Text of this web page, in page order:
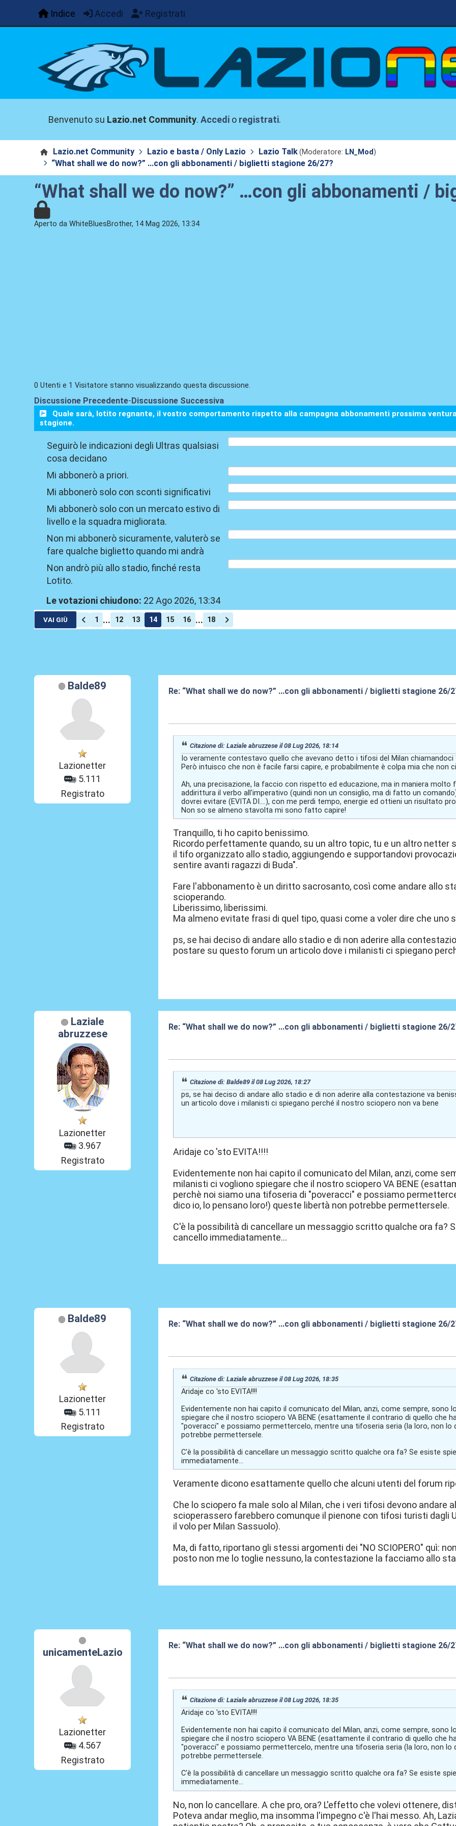
Indice Accedi Registrati
Benvenuto su Lazio.net Community.Accedi o registrati.
Lazio.net Community Lazio e basta / Only Lazio Lazio Talk(Moderatore: LN_Mod)
“What shall we do now?” …con gli abbonamenti / biglietti stagione 26/27?
“What shall we do now?” …con gli abbonamenti /
Aperto da WhiteBluesBrother, 14 Mag 2026, 13:34
0 Utenti e 1 Visitatore stanno visualizzando questa discussione.
Discussione Precedente-Discussione Successiva
Quale sarà, lotito regnante, il vostro comportamento rispetto alla campagna abbonamenti prossima
stagione.
Seguirò le indicazioni degli Ultras qualsiasi
cosa decidano
Mi abbonerò a priori.
Mi abbonerò solo con sconti significativi
Mi abbonerò solo con un mercato estivo di
livello e la squadra migliorata.
Non mi abbonerò sicuramente, valuterò se
fare qualche biglietto quando mi andrà
Non andrò più allo stadio, finché resta
Lotito.
Le votazioni chiudono: 22 Ago 2026, 13:34
VAI GIÙ 1 ... 12 13 14 15 16 ... 18
Balde89
Lazionetter
5.111
Registrato
Re: “What shall we do now?” …con gli abbonamenti / biglietti stagione 26/
Citazione di: Laziale abruzzese il 08 Lug 2026, 18:14
Io veramente contestavo quello che avevano detto i tifosi del Milan chiamandoci
Però intuisco che non è facile farsi capire, e probabilmente è colpa mia che non
Ah, una precisazione, la faccio con rispetto ed educazione, ma in maniera molto
addirittura il verbo all'imperativo (quindi non un consiglio, ma di fatto un
dovrei evitare (EVITA DI....), con me perdi tempo, energie ed ottieni un risultato
Non so se almeno stavolta mi sono fatto capire!
Tranquillo, ti ho capito benissimo.
Ricordo perfettamente quando, su un altro topic, tu e un altro netter
il tifo organizzato allo stadio, aggiungendo e supportandovi
sentire avanti ragazzi di Buda".
Fare l'abbonamento è un diritto sacrosanto, così come andare allo
scioperando.
Liberissimo, liberissimi.
Ma almeno evitate frasi di quel tipo, quasi come a voler dire che uno
ps, se hai deciso di andare allo stadio e di non aderire alla
postare su questo forum un articolo dove i milanisti ci spiegano
Laziale
abruzzese
Lazionetter
3.967
Registrato
Re: “What shall we do now?” …con gli abbonamenti / biglietti stagione 26/
Citazione di: Balde89 il 08 Lug 2026, 18:27
ps, se hai deciso di andare allo stadio e di non aderire alla contestazione va
un articolo dove i milanisti ci spiegano perché il nostro sciopero non va bene
Aridaje co 'sto EVITA!!!!
Evidentemente non hai capito il comunicato del Milan, anzi, come
milanisti ci vogliono spiegare che il nostro sciopero VA BENE
perchè noi siamo una tifoseria di "poveracci" e possiamo
dico io, lo pensano loro!) queste libertà non potrebbe permettersele.
C'è la possibilità di cancellare un messaggio scritto qualche ora fa?
cancello immediatamente...
Balde89
Lazionetter
5.111
Registrato
Re: “What shall we do now?” …con gli abbonamenti / biglietti stagione 26/
Citazione di: Laziale abruzzese il 08 Lug 2026, 18:35
Aridaje co 'sto EVITA!!!!
Evidentemente non hai capito il comunicato del Milan, anzi, come sempre,
spiegare che il nostro sciopero VA BENE (esattamente il contrario di quello che
"poveracci" e possiamo permettercelo, mentre una tifoseria seria (la loro, non lo
potrebbe permettersele.
C'è la possibilità di cancellare un messaggio scritto qualche ora fa? Se esiste
immediatamente...
Veramente dicono esattamente quello che alcuni utenti del forum
Che lo sciopero fa male solo al Milan, che i veri tifosi devono andare
scioperassero farebbero comunque il pienone con tifosi turisti dagli
il volo per Milan Sassuolo).
Ma, di fatto, riportano gli stessi argomenti dei "NO SCIOPERO" quì:
posto non me lo toglie nessuno, la contestazione la facciamo allo
unicamenteLazio
Lazionetter
4.567
Registrato
Re: “What shall we do now?” …con gli abbonamenti / biglietti stagione 26/
Citazione di: Laziale abruzzese il 08 Lug 2026, 18:35
Aridaje co 'sto EVITA!!!!
Evidentemente non hai capito il comunicato del Milan, anzi, come sempre,
spiegare che il nostro sciopero VA BENE (esattamente il contrario di quello che
"poveracci" e possiamo permettercelo, mentre una tifoseria seria (la loro, non lo
potrebbe permettersele.
C'è la possibilità di cancellare un messaggio scritto qualche ora fa? Se esiste
immediatamente...
No, non lo cancellare. A che pro, ora? L'effetto che volevi ottenere,
Poteva andar meglio, ma insomma l'impegno c'è l'hai messo. Ah,